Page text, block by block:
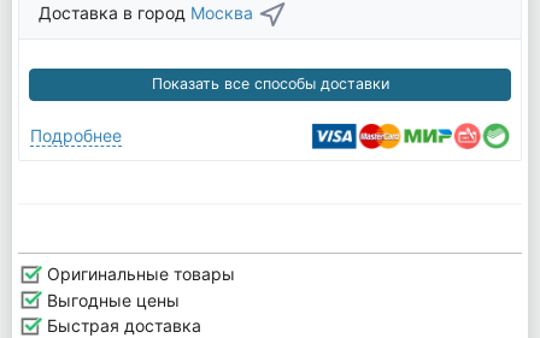
Доставка в город Москва
Показать все способы доставки
Подробнее
Оригинальные товары
Выгодные цены
Быстрая доставка